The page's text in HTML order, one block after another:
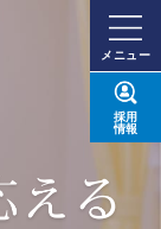
メニュー
採用
情報